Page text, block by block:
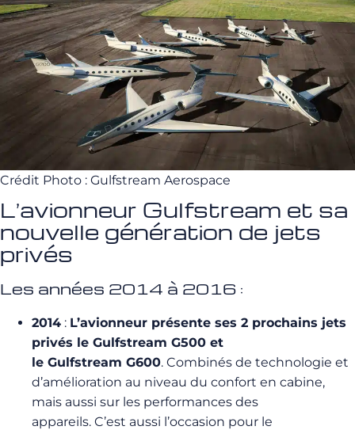
Crédit Photo : Gulfstream Aerospace
L’avionneur Gulfstream et sa
nouvelle génération de jets
privés
Les années 2014 à 2016 :
2014 : L’avionneur présente ses 2 prochains jets
privés le Gulfstream G500 et
le Gulfstream G600. Combinés de technologie et
d’amélioration au niveau du confort en cabine,
mais aussi sur les performances des
appareils. C’est aussi l’occasion pour le